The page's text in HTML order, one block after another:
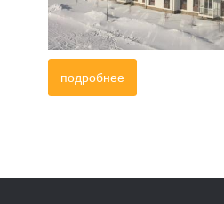
подробнее